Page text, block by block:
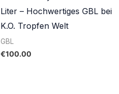
Liter – Hochwertiges GBL bei
K.O. Tropfen Welt
GBL
€100.00